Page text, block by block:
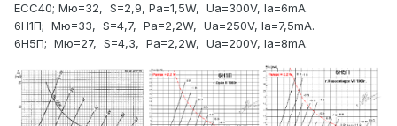
ЕСС40; Мю=32, S=2,9, Pa=1,5W, Ua=300V, Ia=6mA.
6Н1П; Мю=33, S=4,7, Ра=2,2W, Ua=250V, Ia=7,5mA.
6Н5П; Мю=27, S=4,3, Ра=2,2W, Ua=200V, Ia=8mA.